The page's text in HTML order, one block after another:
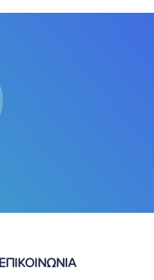
ΕΠΙΚΟΙΝΩΝΙΑ